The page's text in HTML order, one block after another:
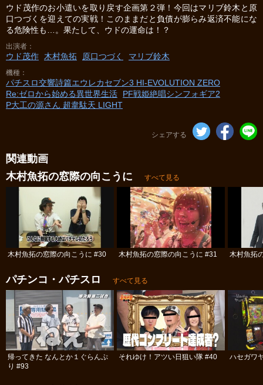
ウド茂作のお小遣いを取り戻す企画第２弾！今回はマリブ鈴木と原
口つづくを迎えての実戦！このままだと負債が膨らみ返済不能にな
る危険性も…。果たして、ウドの運命は！？
出演者
ウド茂作 木村魚拓 原口つづく マリブ鈴木
機種
パチスロ交響詩篇エウレカセブン3 HI‐EVOLUTION ZERO
Re:ゼロから始める異世界生活
PF戦姫絶唱シンフォギア2
P大工の源さん 超韋駄天 LIGHT
シェアする
関連動画
木村魚拓の窓際の向こうに
すべて見る
木村魚拓の窓際の向こうに #30 木村魚拓の窓際の向こうに #31 木村魚拓
パチンコ・パチスロ すべて見る
帰ってきた なんとか１ぐらんぷ
り #93
それゆけ！アツい日狙い隊 #40 ハセガワ